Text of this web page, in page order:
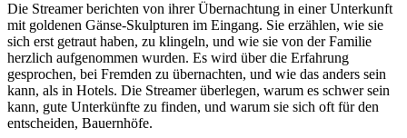
Die Streamer berichten von ihrer Übernachtung in einer Unterkunft
mit goldenen Gänse-Skulpturen im Eingang. Sie erzählen, wie sie
sich erst getraut haben, zu klingeln, und wie sie von der Familie
herzlich aufgenommen wurden. Es wird über die Erfahrung
gesprochen, bei Fremden zu übernachten, und wie das anders sein
kann, als in Hotels. Die Streamer überlegen, warum es schwer sein
kann, gute Unterkünfte zu finden, und warum sie sich oft für den
entscheiden, Bauernhöfe.